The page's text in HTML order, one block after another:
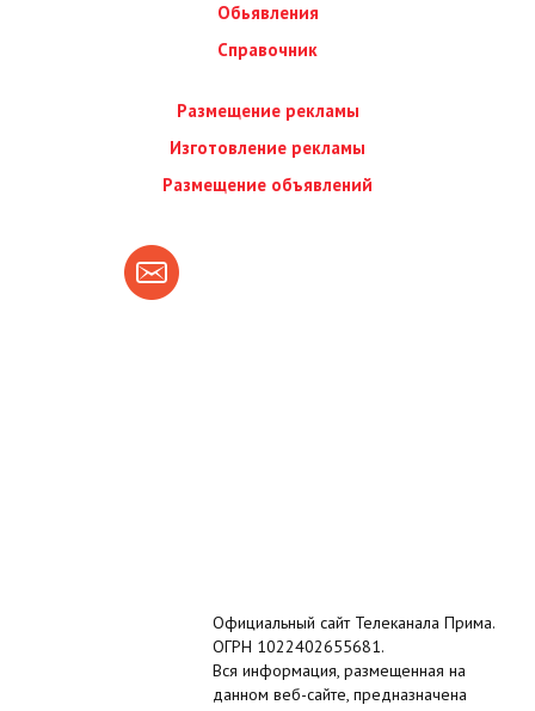
Обьявления
Справочник
Размещение рекламы
Изготовление рекламы
Размещение объявлений
Официальный сайт Телеканала Прима.
ОГРН 1022402655681.
Вся информация, размещенная на
данном веб-сайте, предназначена